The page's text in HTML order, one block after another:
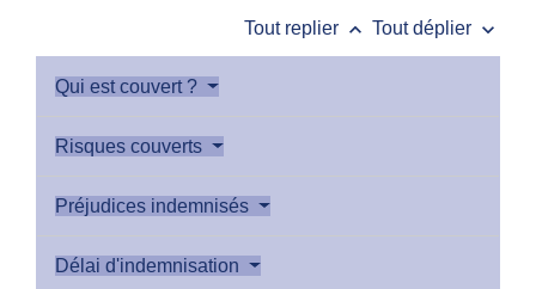
Tout replier keyboard_arrow_up Tout déplier keyboard_arrow_down
Qui est couvert ?
Risques couverts
Préjudices indemnisés
Délai d'indemnisation